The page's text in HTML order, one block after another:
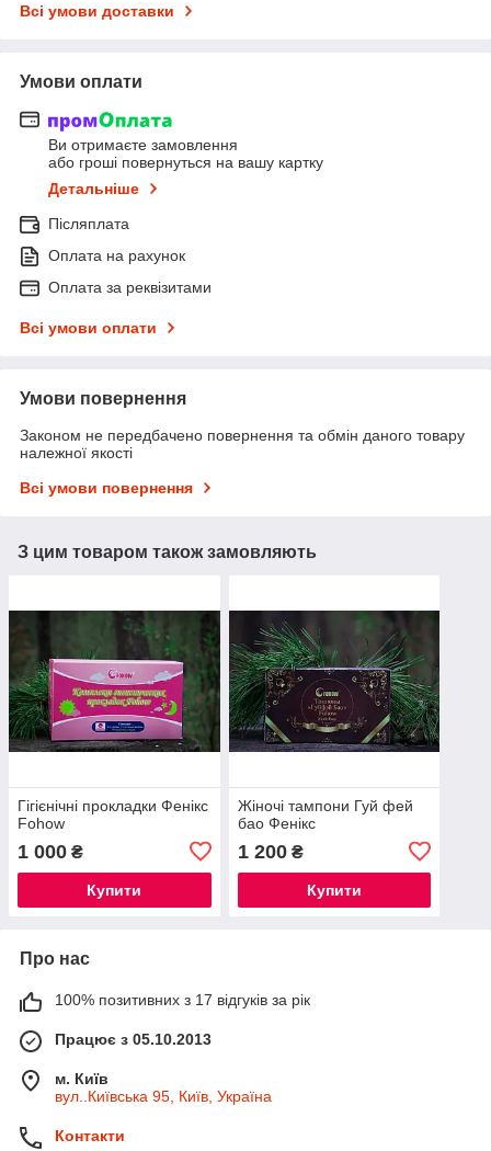
Всі умови доставки
Умови оплати
Ви отримаєте замовлення
або гроші повернуться на вашу картку
Детальніше
Післяплата
Оплата на рахунок
Оплата за реквізитами
Всі умови оплати
Умови повернення
Законом не передбачено повернення та обмін даного товару
належної якості
Всі умови повернення
З цим товаром також замовляють
Гігієнічні прокладки Фенікс
Fohow
1 000 ₴
Купити
Жіночі тампони Гуй фей
бао Фенікс
1 200₴
Купити
Про нас
100% позитивних з 17 відгуків за рік
Працює з 05.10.2013
м. Київ
вул..Київська 95, Київ, Україна
Контакти